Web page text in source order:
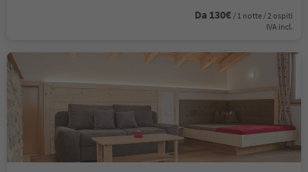
Da 130€ / 1 notte / 2 ospiti
IVA incl.